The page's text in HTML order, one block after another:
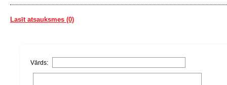
Lasīt atsauksmes (0)
Vārds: